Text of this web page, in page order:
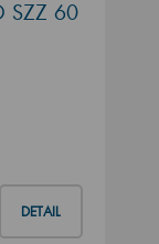
SZZ 60
DETAIL